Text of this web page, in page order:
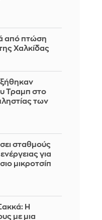
από πτώση
Χαλκίδας
Τραμπ στο
των
σταθμούς
για
μικροτσίπ
Η
με μια